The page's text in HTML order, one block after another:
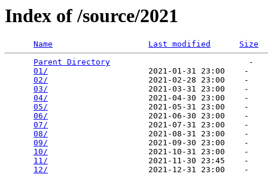
Index of /source/2021
Name Last modified
Size
Parent Directory
                             -
01/
                     2021-01-31 23:00    -
02/
                     2021-02-28 23:00    -
03/
                     2021-03-31 23:00    -
04/
                     2021-04-30 23:00    -
05/
                     2021-05-31 23:00    -
06/
                     2021-06-30 23:00    -
07/
                     2021-07-31 23:00    -
08/
                     2021-08-31 23:00    -
09/
                     2021-09-30 23:00    -
10/
                     2021-10-31 23:00    -
11/
                     2021-11-30 23:45    -
12/